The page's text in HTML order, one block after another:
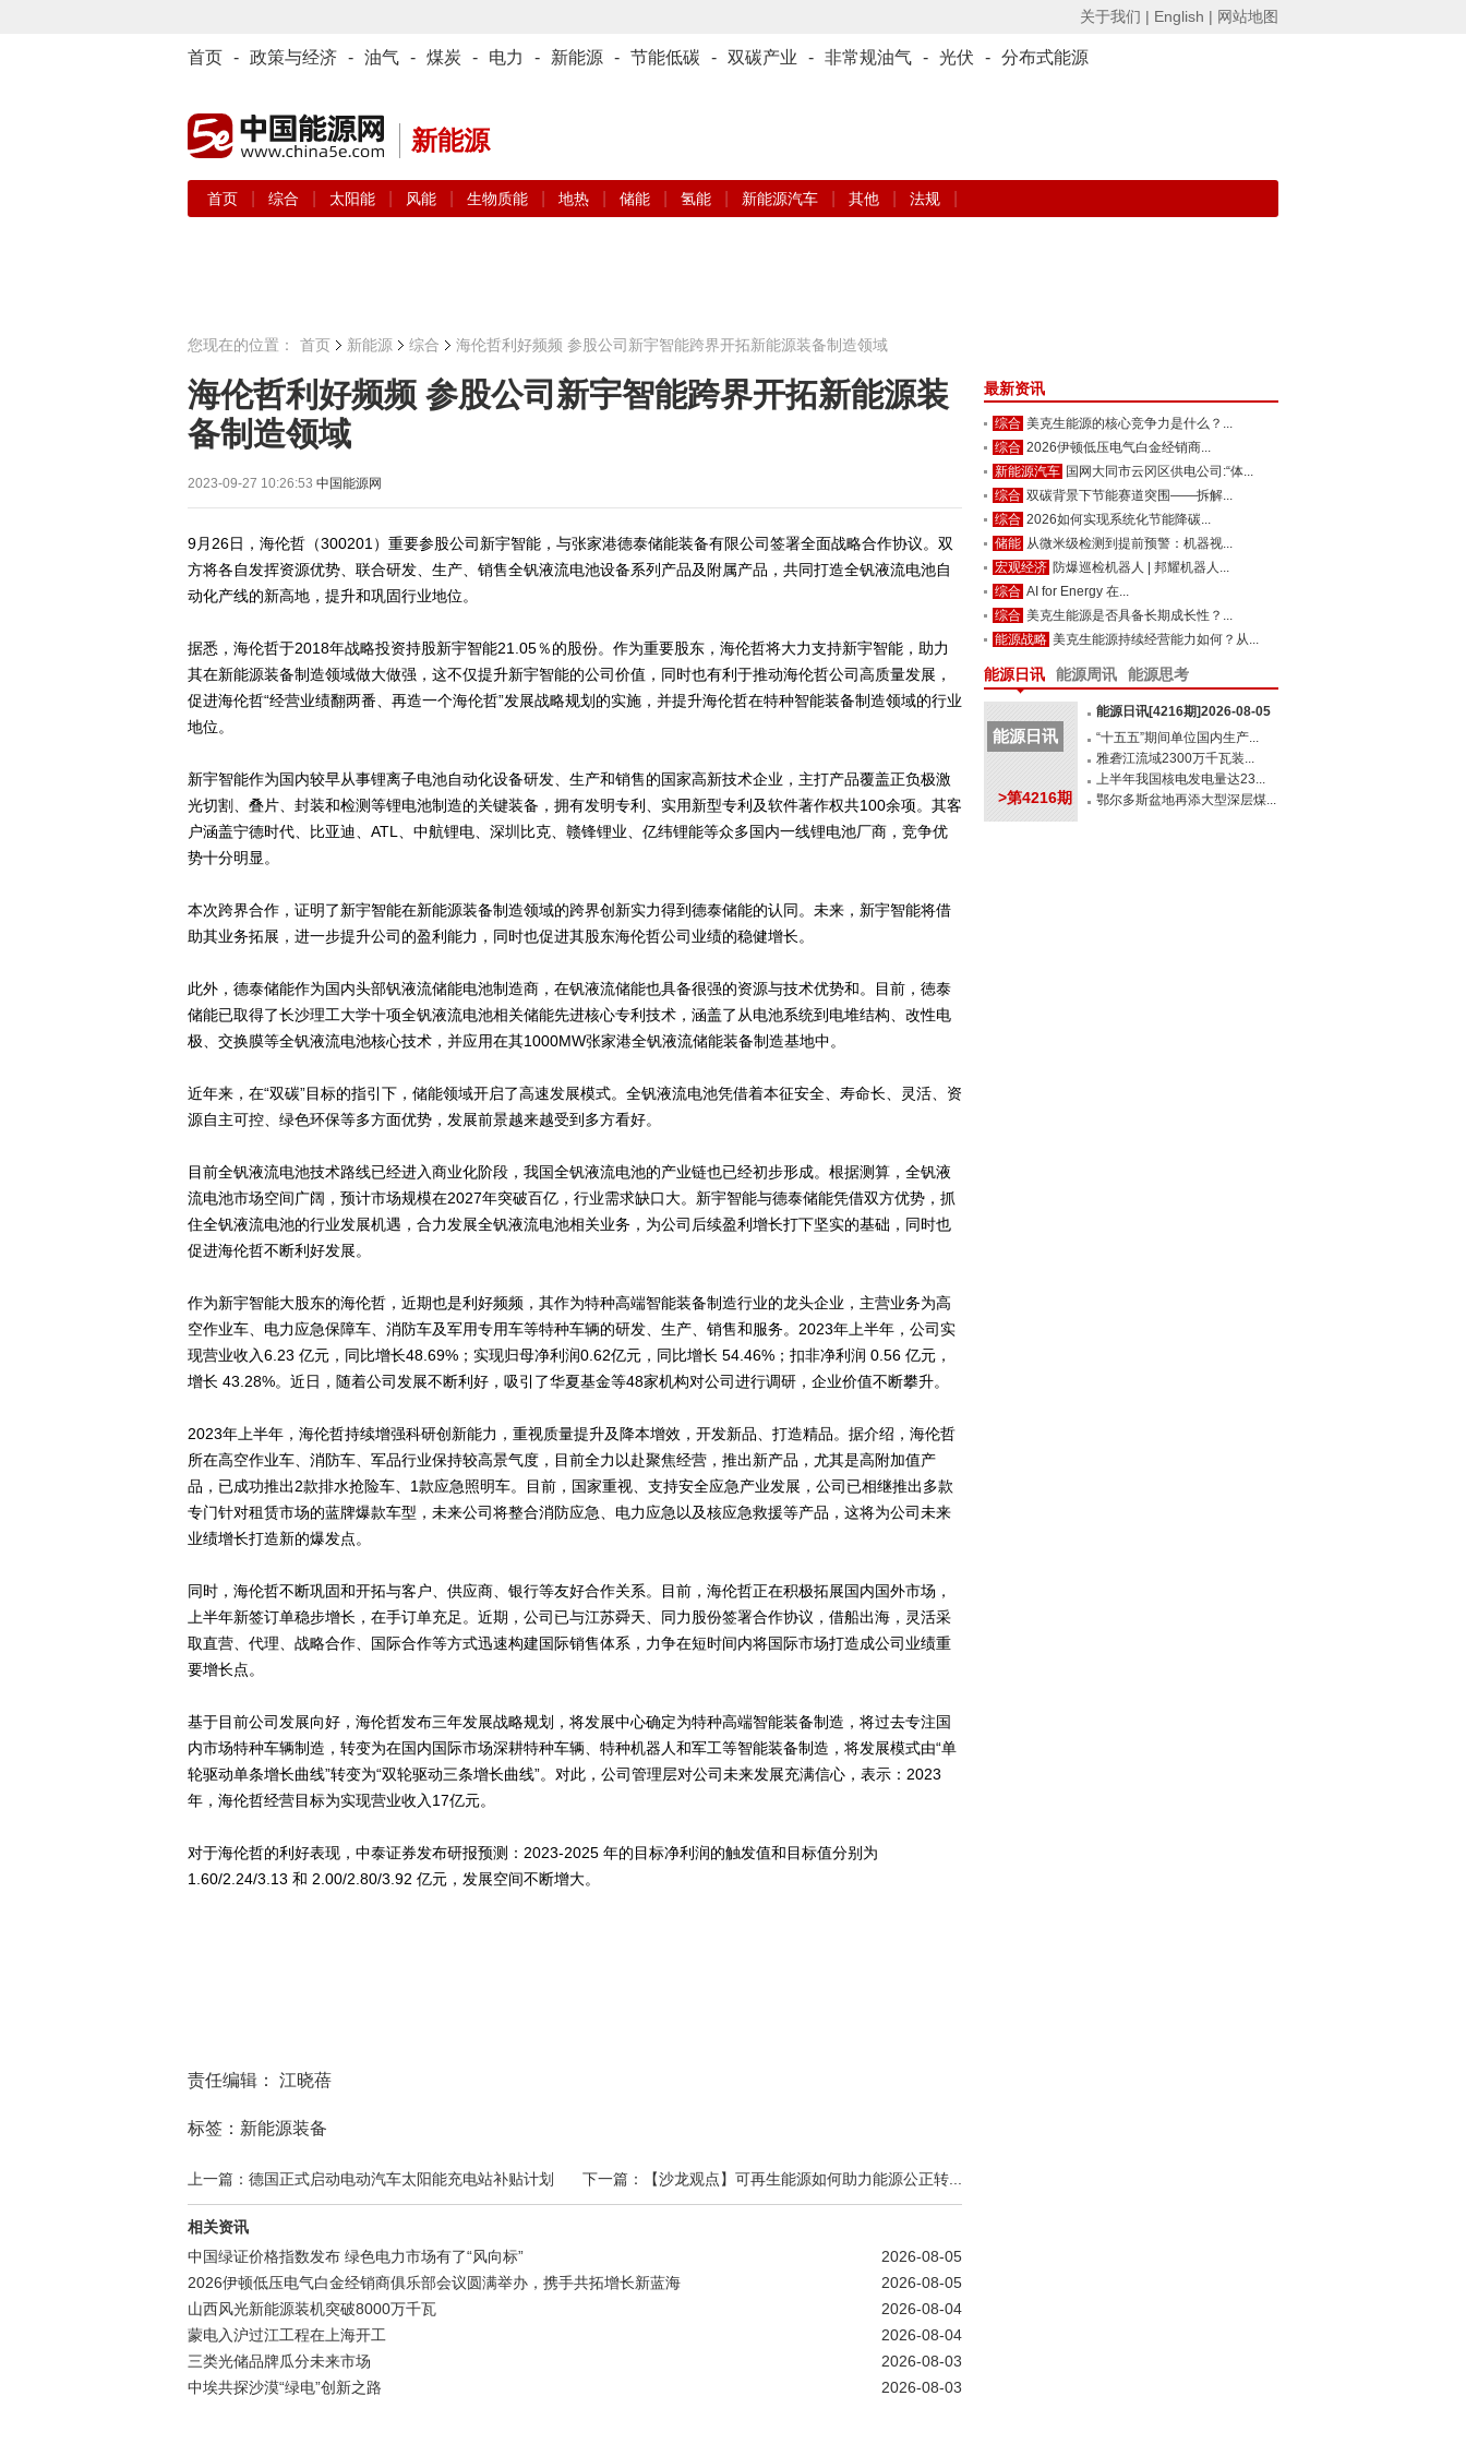
关于我们 | English | 网站地图
首页 - 政策与经济 - 油气 - 煤炭 - 电力 - 新能源 - 节能低碳 - 双碳产业 - 非常规油气 - 光伏 - 分布式能源
新能源
首页 综合 太阳能 风能 生物质能 地热 储能 氢能 新能源汽车 其他 法规
您现在的位置： 首页 新能源 综合 海伦哲利好频频 参股公司新宇智能跨界开拓新能源装备制造领域
海伦哲利好频频 参股公司新宇智能跨界开拓新能源装
备制造领域
2023-09-27 10:26:53 中国能源网
9月26日，海伦哲（300201）重要参股公司新宇智能，与张家港德泰储能装备有限公司签署全面战略合作协议。双
方将各自发挥资源优势、联合研发、生产、销售全钒液流电池设备系列产品及附属产品，共同打造全钒液流电池自
动化产线的新高地，提升和巩固行业地位。
据悉，海伦哲于2018年战略投资持股新宇智能21.05％的股份。作为重要股东，海伦哲将大力支持新宇智能，助力
其在新能源装备制造领域做大做强，这不仅提升新宇智能的公司价值，同时也有利于推动海伦哲公司高质量发展，
促进海伦哲“经营业绩翻两番、再造一个海伦哲”发展战略规划的实施，并提升海伦哲在特种智能装备制造领域的行业
地位。
新宇智能作为国内较早从事锂离子电池自动化设备研发、生产和销售的国家高新技术企业，主打产品覆盖正负极激
光切割、叠片、封装和检测等锂电池制造的关键装备，拥有发明专利、实用新型专利及软件著作权共100余项。其客
户涵盖宁德时代、比亚迪、ATL、中航锂电、深圳比克、赣锋锂业、亿纬锂能等众多国内一线锂电池厂商，竞争优
势十分明显。
本次跨界合作，证明了新宇智能在新能源装备制造领域的跨界创新实力得到德泰储能的认同。未来，新宇智能将借
助其业务拓展，进一步提升公司的盈利能力，同时也促进其股东海伦哲公司业绩的稳健增长。
此外，德泰储能作为国内头部钒液流储能电池制造商，在钒液流储能也具备很强的资源与技术优势和。目前，徳泰
储能已取得了长沙理工大学十项全钒液流电池相关储能先进核心专利技术，涵盖了从电池系统到电堆结构、改性电
极、交换膜等全钒液流电池核心技术，并应用在其1000MW张家港全钒液流储能装备制造基地中。
近年来，在“双碳”目标的指引下，储能领域开启了高速发展模式。全钒液流电池凭借着本征安全、寿命长、灵活、资
源自主可控、绿色环保等多方面优势，发展前景越来越受到多方看好。
目前全钒液流电池技术路线已经进入商业化阶段，我国全钒液流电池的产业链也已经初步形成。根据测算，全钒液
流电池市场空间广阔，预计市场规模在2027年突破百亿，行业需求缺口大。新宇智能与德泰储能凭借双方优势，抓
住全钒液流电池的行业发展机遇，合力发展全钒液流电池相关业务，为公司后续盈利增长打下坚实的基础，同时也
促进海伦哲不断利好发展。
作为新宇智能大股东的海伦哲，近期也是利好频频，其作为特种高端智能装备制造行业的龙头企业，主营业务为高
空作业车、电力应急保障车、消防车及军用专用车等特种车辆的研发、生产、销售和服务。2023年上半年，公司实
现营业收入6.23 亿元，同比增长48.69%；实现归母净利润0.62亿元，同比增长 54.46%；扣非净利润 0.56 亿元，
增长 43.28%。近日，随着公司发展不断利好，吸引了华夏基金等48家机构对公司进行调研，企业价值不断攀升。
2023年上半年，海伦哲持续增强科研创新能力，重视质量提升及降本增效，开发新品、打造精品。据介绍，海伦哲
所在高空作业车、消防车、军品行业保持较高景气度，目前全力以赴聚焦经营，推出新产品，尤其是高附加值产
品，已成功推出2款排水抢险车、1款应急照明车。目前，国家重视、支持安全应急产业发展，公司已相继推出多款
专门针对租赁市场的蓝牌爆款车型，未来公司将整合消防应急、电力应急以及核应急救援等产品，这将为公司未来
业绩增长打造新的爆发点。
同时，海伦哲不断巩固和开拓与客户、供应商、银行等友好合作关系。目前，海伦哲正在积极拓展国内国外市场，
上半年新签订单稳步增长，在手订单充足。近期，公司已与江苏舜天、同力股份签署合作协议，借船出海，灵活采
取直营、代理、战略合作、国际合作等方式迅速构建国际销售体系，力争在短时间内将国际市场打造成公司业绩重
要增长点。
基于目前公司发展向好，海伦哲发布三年发展战略规划，将发展中心确定为特种高端智能装备制造，将过去专注国
内市场特种车辆制造，转变为在国内国际市场深耕特种车辆、特种机器人和军工等智能装备制造，将发展模式由“单
轮驱动单条增长曲线”转变为“双轮驱动三条增长曲线”。对此，公司管理层对公司未来发展充满信心，表示：2023
年，海伦哲经营目标为实现营业收入17亿元。
对于海伦哲的利好表现，中泰证券发布研报预测：2023-2025 年的目标净利润的触发值和目标值分别为
1.60/2.24/3.13 和 2.00/2.80/3.92 亿元，发展空间不断增大。
责任编辑： 江晓蓓
标签：新能源装备
上一篇：德国正式启动电动汽车太阳能充电站补贴计划 下一篇：【沙龙观点】可再生能源如何助力能源公正转...
相关资讯
2026-08-05
中国绿证价格指数发布 绿色电力市场有了“风向标”
2026-08-05
2026伊顿低压电气白金经销商俱乐部会议圆满举办，携手共拓增长新蓝海
2026-08-04
山西风光新能源装机突破8000万千瓦
2026-08-04
蒙电入沪过江工程在上海开工
2026-08-03
三类光储品牌瓜分未来市场
2026-08-03
中埃共探沙漠“绿电”创新之路
最新资讯
综合 美克生能源的核心竞争力是什么？...
综合 2026伊顿低压电气白金经销商...
新能源汽车 国网大同市云冈区供电公司:“体...
综合 双碳背景下节能赛道突围——拆解...
综合 2026如何实现系统化节能降碳...
储能 从微米级检测到提前预警：机器视...
宏观经济 防爆巡检机器人 | 邦耀机器人...
综合 AI for Energy 在...
综合 美克生能源是否具备长期成长性？...
能源战略 美克生能源持续经营能力如何？从...
能源日讯 能源周讯 能源思考
能源日讯
>第4216期
能源日讯[4216期]2026-08-05
“十五五”期间单位国内生产...
雅砻江流域2300万千瓦装...
上半年我国核电发电量达23...
鄂尔多斯盆地再添大型深层煤...